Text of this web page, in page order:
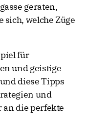
geraten,
sich, welche Züge
für
und geistige
diese Tipps
und
die perfekte